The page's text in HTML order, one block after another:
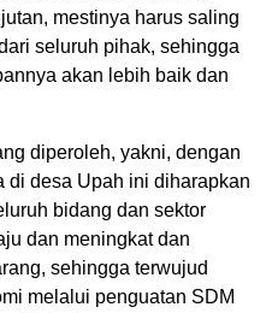
mestinya harus saling
seluruh pihak, sehingga
akan lebih baik dan
diperoleh, yakni, dengan
di desa Upah ini diharapkan
bidang dan sektor
dan meningkat dan
sehingga terwujud
melalui penguatan SDM